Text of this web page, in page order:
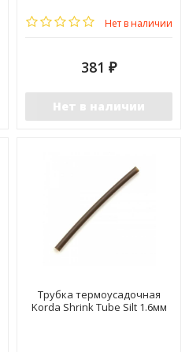
Нет в наличии
381 ₽
Нет в наличии
Трубка термоусадочная
Korda Shrink Tube Silt 1.6мм